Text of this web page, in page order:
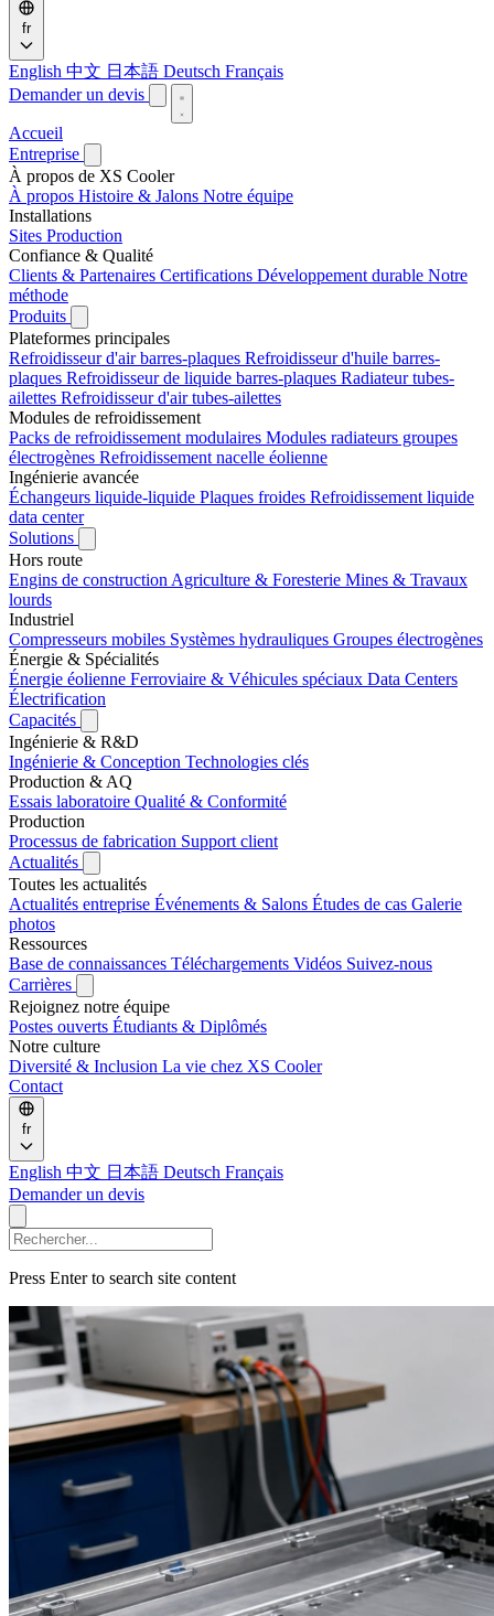
fr
English 中文 日本語 Deutsch Français
Demander un devis
Accueil
Entreprise
À propos de XS Cooler
À propos Histoire & Jalons Notre équipe
Installations
Sites Production
Confiance & Qualité
Clients & Partenaires Certifications Développement durable Notre
méthode
Produits
Plateformes principales
Refroidisseur d'air barres-plaques Refroidisseur d'huile barres-
plaques Refroidisseur de liquide barres-plaques Radiateur tubes-
ailettes Refroidisseur d'air tubes-ailettes
Modules de refroidissement
Packs de refroidissement modulaires Modules radiateurs groupes
électrogènes Refroidissement nacelle éolienne
Ingénierie avancée
Échangeurs liquide-liquide Plaques froides Refroidissement liquide
data center
Solutions
Hors route
Engins de construction Agriculture & Foresterie Mines & Travaux
lourds
Industriel
Compresseurs mobiles Systèmes hydrauliques Groupes électrogènes
Énergie & Spécialités
Énergie éolienne Ferroviaire & Véhicules spéciaux Data Centers
Électrification
Capacités
Ingénierie & R&D
Ingénierie & Conception Technologies clés
Production & AQ
Essais laboratoire Qualité & Conformité
Production
Processus de fabrication Support client
Actualités
Toutes les actualités
Actualités entreprise Événements & Salons Études de cas Galerie
photos
Ressources
Base de connaissances Téléchargements Vidéos Suivez-nous
Carrières
Rejoignez notre équipe
Postes ouverts Étudiants & Diplômés
Notre culture
Diversité & Inclusion La vie chez XS Cooler
Contact
fr
English 中文 日本語 Deutsch Français
Demander un devis
Press Enter to search site content